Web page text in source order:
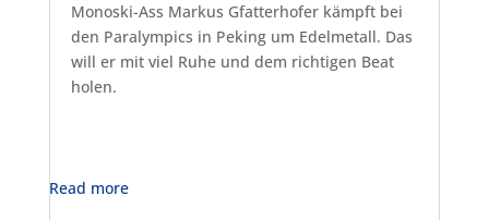
Monoski-Ass Markus Gfatterhofer kämpft bei
den Paralympics in Peking um Edelmetall. Das
will er mit viel Ruhe und dem richtigen Beat
holen.
Read more